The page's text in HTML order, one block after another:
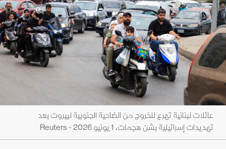
عائلات لبنانية تهرع للخروج من الضاحية الجنوبية لبيروت بعد
تهديدات إسرائيلية بشن هجمات، 1 يونيو 2026 - Reuters